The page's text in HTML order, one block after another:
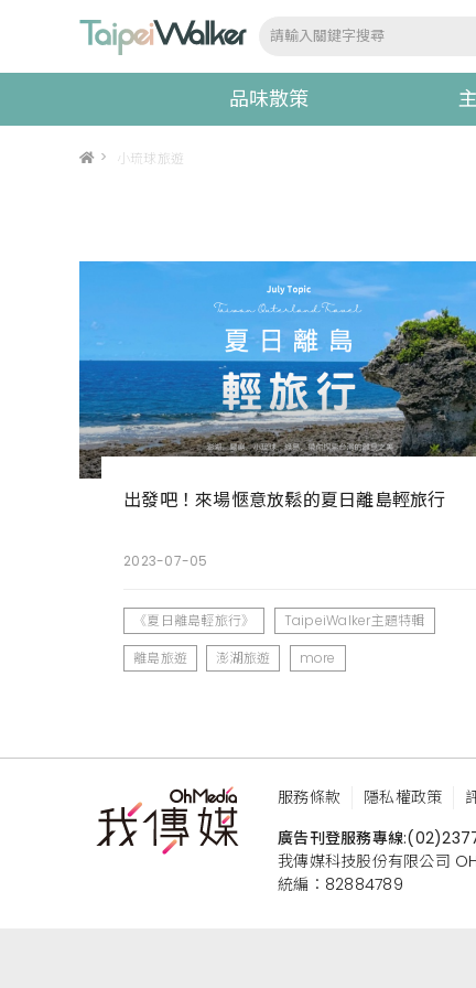
品味散策
> 小琉球旅遊
出發吧！來場愜意放鬆的夏日離島輕旅行
2023-07-05
《夏日離島輕旅行》
TaipeiWalker主題特輯
離島旅遊
澎湖旅遊 more
服務條款 隱私權政策
廣告刊登服務專線:
我傳媒科技股份有限公司
統編：82884789